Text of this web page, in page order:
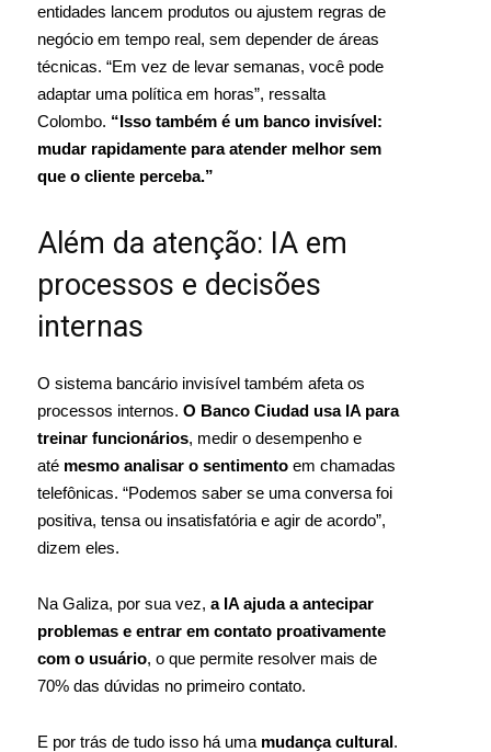
entidades lancem produtos ou ajustem regras de
negócio em tempo real, sem depender de áreas
técnicas. “Em vez de levar semanas, você pode
adaptar uma política em horas”, ressalta
Colombo. “Isso também é um banco invisível:
mudar rapidamente para atender melhor sem
que o cliente perceba.”
Além da atenção: IA em
processos e decisões
internas
O sistema bancário invisível também afeta os
processos internos. O Banco Ciudad usa IA para
treinar funcionários, medir o desempenho e
até mesmo analisar o sentimento em chamadas
telefônicas. “Podemos saber se uma conversa foi
positiva, tensa ou insatisfatória e agir de acordo”,
dizem eles.
Na Galiza, por sua vez, a IA ajuda a antecipar
problemas e entrar em contato proativamente
com o usuário, o que permite resolver mais de
70% das dúvidas no primeiro contato.
E por trás de tudo isso há uma mudança cultural.